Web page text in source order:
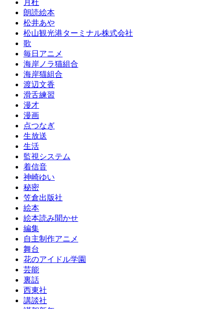
月杜
朗読絵本
松井あや
松山観光港ターミナル株式会社
歌
毎日アニメ
海岸ノラ猫組合
海岸猫組合
渡辺文香
滑舌練習
漫才
漫画
点つなぎ
生放送
生活
監視システム
着信音
神崎ゆい
秘密
笠倉出版社
絵本
絵本読み聞かせ
編集
自主制作アニメ
舞台
花のアイドル学園
芸能
裏話
西東社
講談社